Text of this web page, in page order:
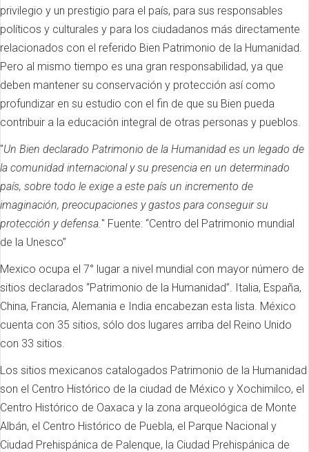
privilegio y un prestigio para el país, para sus responsables
políticos y culturales y para los ciudadanos más directamente
relacionados con el referido Bien Patrimonio de la Humanidad.
Pero al mismo tiempo es una gran responsabilidad, ya que
deben mantener su conservación y protección así como
profundizar en su estudio con el fin de que su Bien pueda
contribuir a la educación integral de otras personas y pueblos.
"Un Bien declarado Patrimonio de la Humanidad es un legado de
la comunidad internacional y su presencia en un determinado
país, sobre todo le exige a este país un incremento de
imaginación, preocupaciones y gastos para conseguir su
protección y defensa. " Fuente: “Centro del Patrimonio mundial
de la Unesco”
Mexico ocupa el 7° lugar a nivel mundial con mayor número de
sitios declarados “Patrimonio de la Humanidad”. Italia, España,
China, Francia, Alemania e India encabezan esta lista. México
cuenta con 35 sitios, sólo dos lugares arriba del Reino Unido
con 33 sitios.
Los sitios mexicanos catalogados Patrimonio de la Humanidad
son el Centro Histórico de la ciudad de México y Xochimilco, el
Centro Histórico de Oaxaca y la zona arqueológica de Monte
Albán, el Centro Histórico de Puebla, el Parque Nacional y
Ciudad Prehispánica de Palenque, la Ciudad Prehispánica de